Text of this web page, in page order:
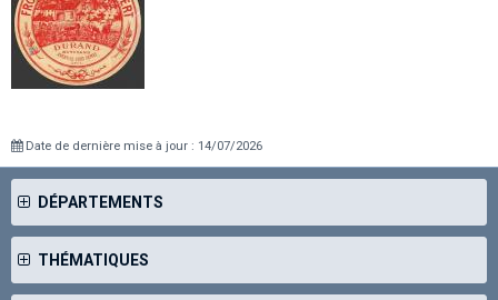
Date de dernière mise à jour : 14/07/2026
DÉPARTEMENTS
THÉMATIQUES